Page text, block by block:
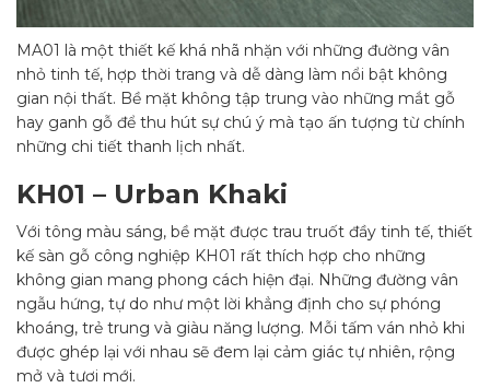
MA01 là một thiết kế khá nhã nhặn với những đường vân
nhỏ tinh tế, hợp thời trang và dễ dàng làm nổi bật không
gian nội thất. Bề mặt không tập trung vào những mắt gỗ
hay ganh gỗ để thu hút sự chú ý mà tạo ấn tượng từ chính
những chi tiết thanh lịch nhất.
KH01 – Urban Khaki
Với tông màu sáng, bề mặt được trau truốt đầy tinh tế, thiết
kế sàn gỗ công nghiệp KH01 rất thích hợp cho những
không gian mang phong cách hiện đại. Những đường vân
ngẫu hứng, tự do như một lời khẳng định cho sự phóng
khoáng, trẻ trung và giàu năng lượng. Mỗi tấm ván nhỏ khi
được ghép lại với nhau sẽ đem lại cảm giác tự nhiên, rộng
mở và tươi mới.